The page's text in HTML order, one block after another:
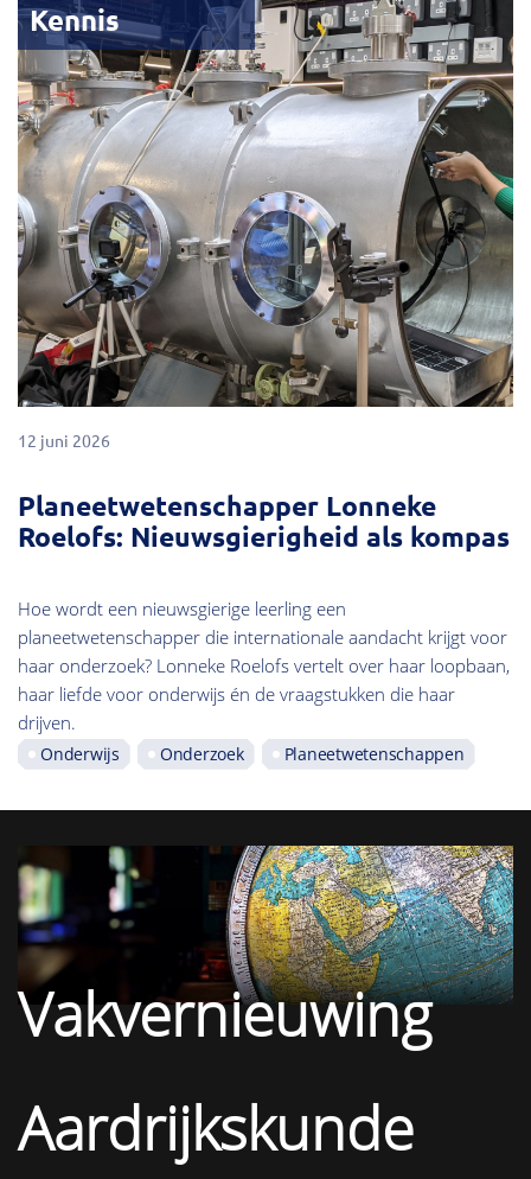
Kennis
12 juni 2026
Planeetwetenschapper Lonneke
Roelofs: Nieuwsgierigheid als kompas
Hoe wordt een nieuwsgierige leerling een
planeetwetenschapper die internationale aandacht krijgt voor
haar onderzoek? Lonneke Roelofs vertelt over haar loopbaan,
haar liefde voor onderwijs én de vraagstukken die haar
drijven.
Onderwijs Onderzoek Planeetwetenschappen
Vakvernieuwing
Aardrijkskunde